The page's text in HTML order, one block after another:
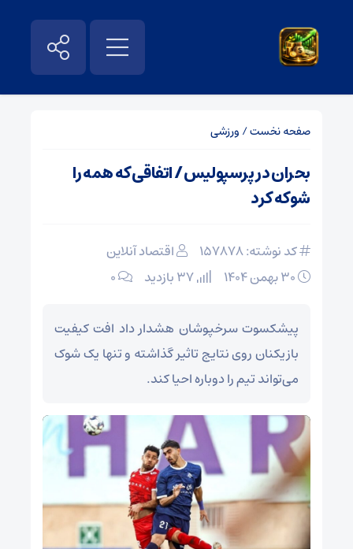
صفحه نخست/ ورزشی
بحران در پرسپولیس / اتفاقی که همه را
شوکه کرد
کد نوشته: 157878
اقتصاد آنلاین
۰
پیشکسوت سرخپوشان هشدار داد افت کیفیت
بازیکنان روی نتایج تاثیر گذاشته و تنها یک شوک
می‌تواند تیم را دوباره احیا کند.